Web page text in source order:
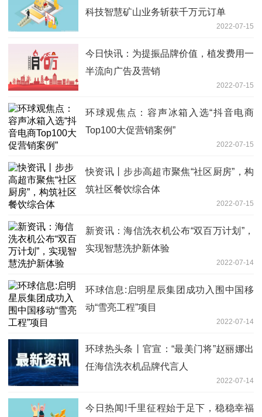
科技智慧矿山业务斩获千万元订单
2022-07-15
今日快讯：为提振品牌价值，植发费用一
半流向广告及营销
2022-07-15
环球观焦点：容声冰箱入选“抖音电商
Top100大促营销案例”
2022-07-15
快资讯丨步步高超市聚焦“社区厨房”，构
筑社区餐饮综合体
2022-07-15
新资讯：海信洗衣机公布“双百万计划”，
实现智慧洗护新体验
2022-07-14
环球信息:启明星辰集团成功入围中国移
动“雪亮工程”项目
2022-07-14
环球热头条丨官宣：“最美门将”赵丽娜出
任海信洗衣机品牌代言人
2022-07-14
今日热闻!千里征程始于足下，稳稳幸福